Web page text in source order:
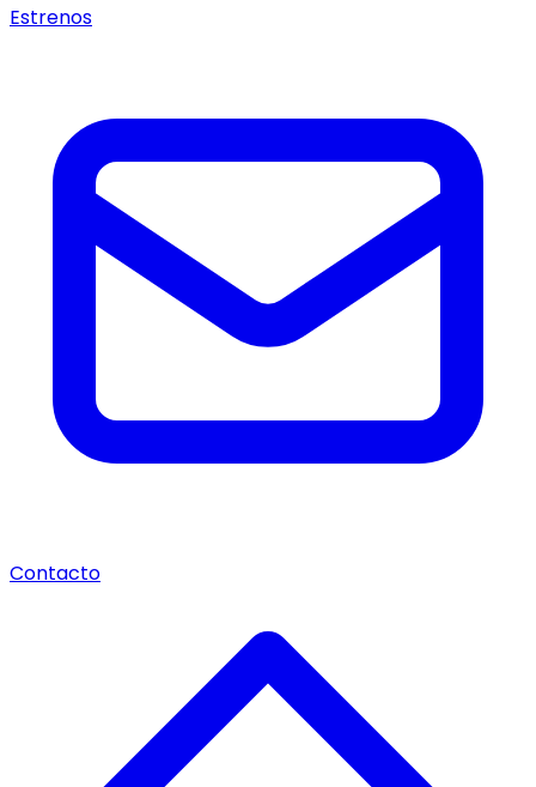
Estrenos
Contacto